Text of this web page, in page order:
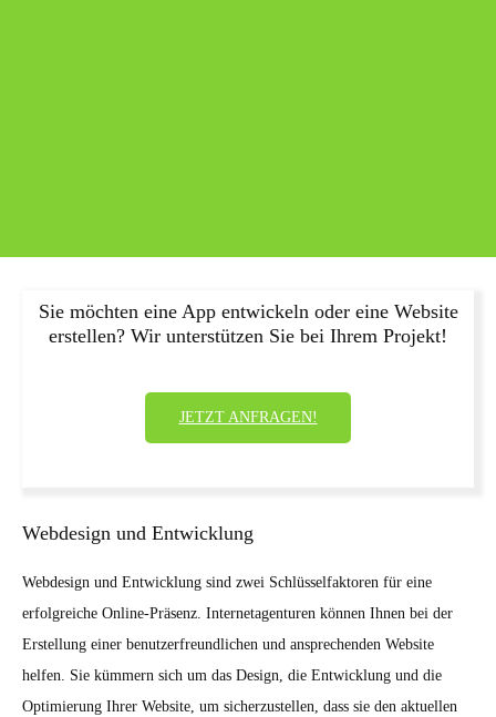
Sie möchten eine App entwickeln oder eine Website
erstellen? Wir unterstützen Sie bei Ihrem Projekt!
JETZT ANFRAGEN!
Webdesign und Entwicklung
Webdesign und Entwicklung sind zwei Schlüsselfaktoren für eine
erfolgreiche Online-Präsenz. Internetagenturen können Ihnen bei der
Erstellung einer benutzerfreundlichen und ansprechenden Website
helfen. Sie kümmern sich um das Design, die Entwicklung und die
Optimierung Ihrer Website, um sicherzustellen, dass sie den aktuellen